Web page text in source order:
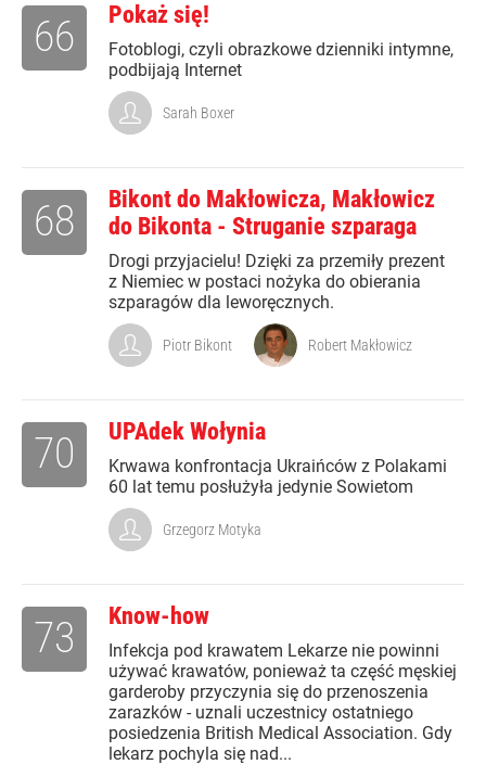
Pokaż się!
Fotoblogi, czyli obrazkowe dzienniki intymne,
podbijają Internet
66
Sarah Boxer
Bikont do Makłowicza, Makłowicz
do Bikonta - Struganie szparaga
Drogi przyjacielu! Dzięki za przemiły prezent
z Niemiec w postaci nożyka do obierania
szparagów dla leworęcznych.
68
Piotr Bikont Robert Makłowicz
UPAdek Wołynia
Krwawa konfrontacja Ukraińców z Polakami
60 lat temu posłużyła jedynie Sowietom
70
Grzegorz Motyka
Know-how
Infekcja pod krawatem Lekarze nie powinni
używać krawatów, ponieważ ta część męskiej
garderoby przyczynia się do przenoszenia
zarazków - uznali uczestnicy ostatniego
posiedzenia British Medical Association. Gdy
lekarz pochyla się nad...
73